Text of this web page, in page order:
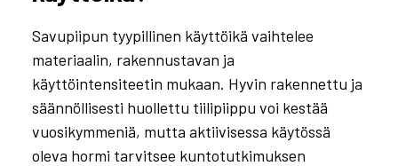
Savupiipun tyypillinen käyttöikä vaihtelee
materiaalin, rakennustavan ja
käyttöintensiteetin mukaan. Hyvin rakennettu ja
säännöllisesti huollettu tiilipiippu voi kestää
vuosikymmeniä, mutta aktiivisessa käytössä
oleva hormi tarvitsee kuntotutkimuksen